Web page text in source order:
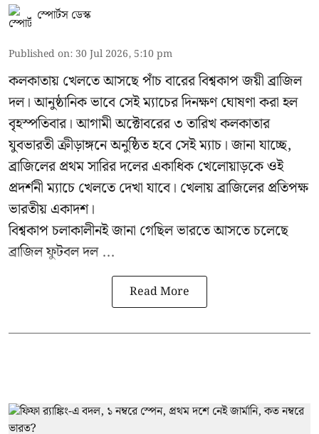
স্পোর্টস ডেস্ক
Published on: 30 Jul 2026, 5:10 pm
কলকাতায় খেলতে আসছে পাঁচ বারের বিশ্বকাপ জয়ী ব্রাজিল
দল। আনুষ্ঠানিক ভাবে সেই ম্যাচের দিনক্ষণ ঘোষণা করা হল
বৃহস্পতিবার। আগামী অক্টোবরের ৩ তারিখ কলকাতার
যুবভারতী ক্রীড়াঙ্গনে অনুষ্ঠিত হবে সেই ম্যাচ। জানা যাচ্ছে,
ব্রাজিলের প্রথম সারির দলের একাধিক খেলোয়াড়কে ওই
প্রদর্শনী ম্যাচে খেলতে দেখা যাবে। খেলায় ব্রাজিলের প্রতিপক্ষ
ভারতীয় একাদশ।
বিশ্বকাপ চলাকালীনই জানা গেছিল ভারতে আসতে চলেছে
ব্রাজিল ফুটবল দল ...
Read More